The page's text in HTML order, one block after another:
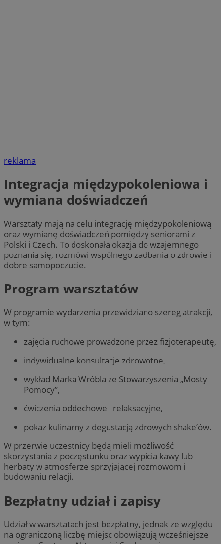
reklama
Integracja międzypokoleniowa i
wymiana doświadczeń
Warsztaty mają na celu integrację międzypokoleniową
oraz wymianę doświadczeń pomiędzy seniorami z
Polski i Czech. To doskonała okazja do wzajemnego
poznania się, rozmówi wspólnego zadbania o zdrowie i
dobre samopoczucie.
Program warsztatów
W programie wydarzenia przewidziano szereg atrakcji,
w tym:
zajęcia ruchowe prowadzone przez fizjoterapeutę,
indywidualne konsultacje zdrowotne,
wykład Marka Wróbla ze Stowarzyszenia „Mosty
Pomocy”,
ćwiczenia oddechowe i relaksacyjne,
pokaz kulinarny z degustacją zdrowych shake’ów.
W przerwie uczestnicy będą mieli możliwość
skorzystania z poczęstunku oraz wypicia kawy lub
herbaty w atmosferze sprzyjającej rozmowom i
budowaniu relacji.
Bezpłatny udział i zapisy
Udział w warsztatach jest bezpłatny, jednak ze względu
na ograniczoną liczbę miejsc obowiązują wcześniejsze